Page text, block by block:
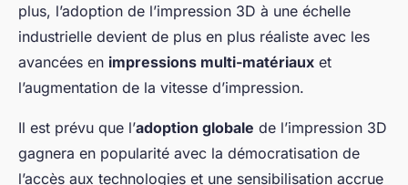
plus, l’adoption de l’impression 3D à une échelle
industrielle devient de plus en plus réaliste avec les
avancées en impressions multi-matériaux et
l’augmentation de la vitesse d’impression.
Il est prévu que l’adoption globale de l’impression 3D
gagnera en popularité avec la démocratisation de
l’accès aux technologies et une sensibilisation accrue